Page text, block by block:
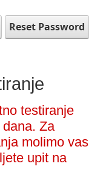
Reset Password
testiranje
Za
molimo vas
upit na